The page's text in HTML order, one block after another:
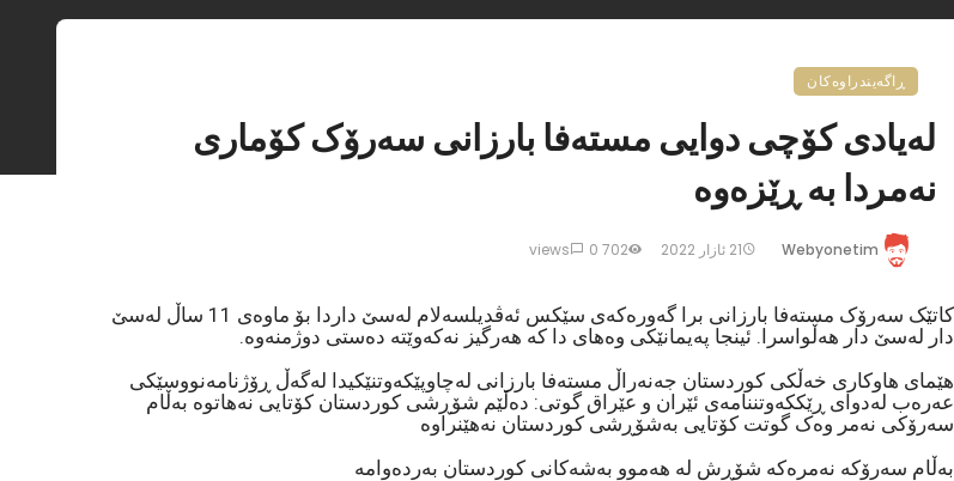
ڕاگەیندراوەکان
لەیادی کۆچی دوایی مستەفا بارزانی سەرۆک کۆماری
نەمردا بە ڕێزەوە
Webyonetim 21 ئازار 2022 702 views
0
کاتێک سەرۆک مستەفا بارزانی برا گەورەکەی سێکس ئەڤدیلسەلام لەسێ داردا بۆ ماوەی 11 ساڵ لەسێ
دار لەسێ دار هەڵواسرا. ئینجا پەیمانێکی وەهای دا کە هەرگیز نەکەوێتە دەستی دوژمنەوە.
هێمای هاوکاری خەڵکی کوردستان جەنەراڵ مستەفا بارزانی لەچاوپێکەوتنێکیدا لەگەڵ ڕۆژنامەنووسێکی
عەرەب لەدوای ڕێککەوتننامەی ئێران و عێراق گوتی: دەڵێم شۆڕشی کوردستان کۆتایی نەهاتوە بەڵام
سەرۆکی نەمر وەک گوتت کۆتایی بەشۆڕشی کوردستان نەهێنراوە
بەڵام سەرۆکە نەمرەکە شۆڕش لە هەموو بەشەکانی کوردستان بەردەوامە